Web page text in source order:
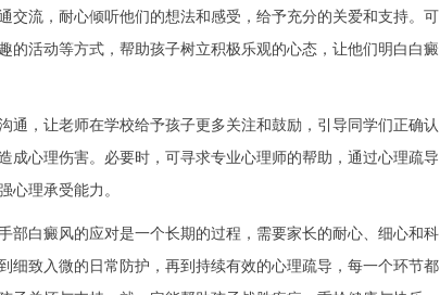
交流，耐心倾听他们的想法和感受，给予充分的关爱和支持。可
的活动等方式，帮助孩子树立积极乐观的心态，让他们明白白癜
，让老师在学校给予孩子更多关注和鼓励，引导同学们正确认
成心理伤害。必要时，可寻求专业心理师的帮助，通过心理疏导
心理承受能力。​
部白癜风的应对是一个长期的过程，需要家长的耐心、细心和科
细致入微的日常防护，再到持续有效的心理疏导，每一个环节都